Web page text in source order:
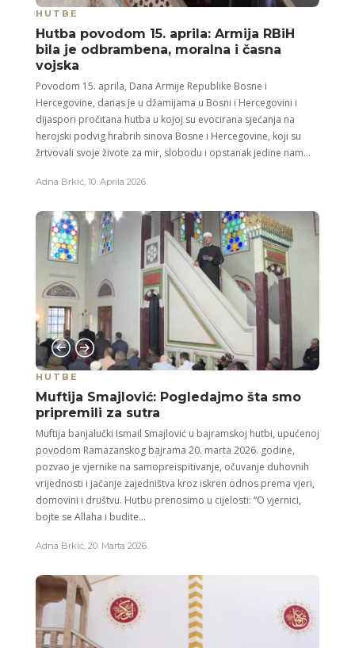
HUTBE
Hutba povodom 15. aprila: Armija RBiH
bila je odbrambena, moralna i časna
vojska
Povodom 15. aprila, Dana Armije Republike Bosne i
Hercegovine, danas je u džamijama u Bosni i Hercegovini i
dijaspori pročitana hutba u kojoj su evocirana sjećanja na
herojski podvig hrabrih sinova Bosne i Hercegovine, koji su
žrtvovali svoje živote za mir, slobodu i opstanak jedine nam...
Adna Brkić 10. Aprila 2026.
HUTBE
Muftija Smajlović: Pogledajmo šta smo
pripremili za sutra
Muftija banjalučki Ismail Smajlović u bajramskoj hutbi, upućenoj
povodom Ramazanskog bajrama 20. marta 2026. godine,
pozvao je vjernike na samopreispitivanje, očuvanje duhovnih
vrijednosti i jačanje zajedništva kroz iskren odnos prema vjeri,
domovini i društvu. Hutbu prenosimo u cijelosti: “O vjernici,
bojte se Allaha i budite...
Adna Brkić, 20. Marta 2026.